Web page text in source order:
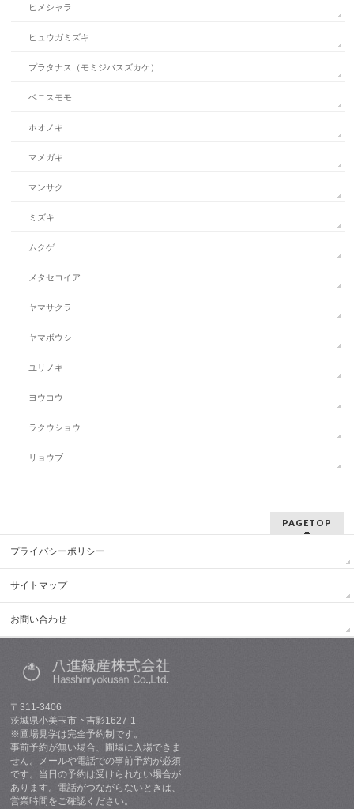
ヒメシャラ
ヒュウガミズキ
プラタナス（モミジバスズカケ）
ベニスモモ
ホオノキ
マメガキ
マンサク
ミズキ
ムクゲ
メタセコイア
ヤマサクラ
ヤマボウシ
ユリノキ
ヨウコウ
ラクウショウ
リョウブ
PAGETOP
プライバシーポリシー
サイトマップ
お問い合わせ
〒311-3406
茨城県小美玉市下吉影1627-1
※圃場見学は完全予約制です。
事前予約が無い場合、圃場に入場できま
せん。メールや電話での事前予約が必須
です。当日の予約は受けられない場合が
あります。電話がつながらないときは、
営業時間をご確認ください。